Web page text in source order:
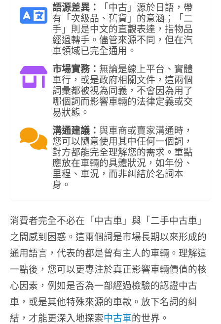
語源差異：
「中古」源於日語，帶
有「次級品、舊貨」的意涵；「二
手」則是中文的直觀表達，指物品
經過轉手。儘管來源不同，但在汽
車領域已完全通用。
市場實務： 無論是線上平台、實體
車行，或是政府相關文件，這兩個
詞彙都被視為同義，不會因為用了
哪個詞而影響車輛的法律定義或交
易狀態。
溝通建議： 與車商或賣家溝通時，
您可以隨意使用其中任何一個詞，
對方都能完全理解您的需求。重點
應放在車輛的具體狀況，如年份、
里程、車況，而非糾結於名詞本
身。
消費者完全不必在「中古車」與「二手中古車」
之間感到困惑。這兩個詞是市場長期以來形成的
通用語言，代表的都是曾有主人的車輛。理解這
一點後，您可以更專注於真正影響車輛價值的核
心因素，例如是否為一部經過檢驗的認證中古
車，或是其他特殊來源的車款。放下名詞的糾
結，才能更深入地探索中古車的世界。